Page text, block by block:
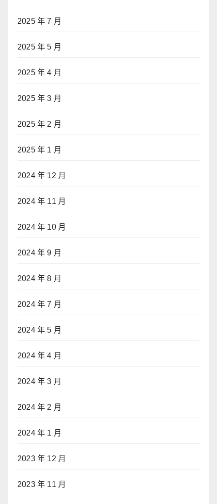
2025 年 7 月
2025 年 5 月
2025 年 4 月
2025 年 3 月
2025 年 2 月
2025 年 1 月
2024 年 12 月
2024 年 11 月
2024 年 10 月
2024 年 9 月
2024 年 8 月
2024 年 7 月
2024 年 5 月
2024 年 4 月
2024 年 3 月
2024 年 2 月
2024 年 1 月
2023 年 12 月
2023 年 11 月